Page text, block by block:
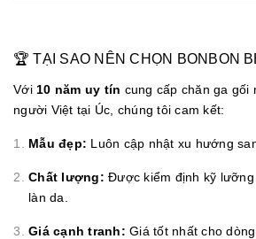
🏆 TẠI SAO NÊN CHỌN BONBON
Với 10 năm uy tín cung cấp chăn ga gối
người Việt tại Úc, chúng tôi cam kết:
Mẫu đẹp: Luôn cập nhật xu hướng
Chất lượng: Được kiểm định kỹ
làn da.
Giá cạnh tranh: Giá tốt nhất cho